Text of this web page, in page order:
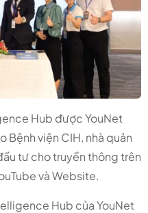
Hub được YouNet
Bệnh viện CIH, nhà quản
tư cho truyền thông trên
và Website.
Hub của YouNet